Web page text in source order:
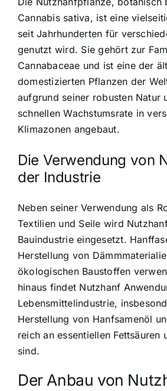
Cannabis sativa, ist eine
seit Jahrhunderten für
genutzt wird. Sie gehört zur
Cannabaceae und ist eine der
domestizierten Pflanzen der
aufgrund seiner robusten Natur
schnellen Wachstumsrate in
Klimazonen angebaut.
Die Verwendung von
der Industrie
Neben seiner Verwendung als
Textilien und Seile wird
Bauindustrie eingesetzt.
Herstellung von
ökologischen Baustoffen
hinaus findet Nutzhanf
Lebensmittelindustrie,
Herstellung von Hanfsamenöl
reich an essentiellen Fettsäuren
sind.
Der Anbau von